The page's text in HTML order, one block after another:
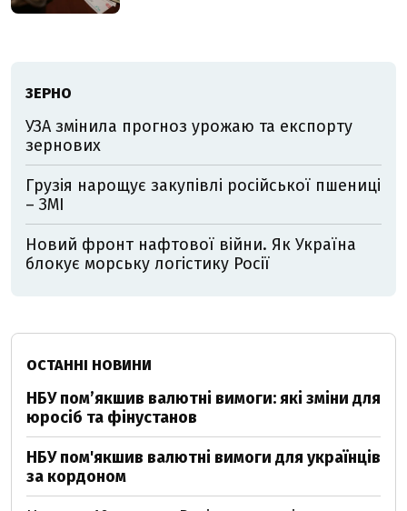
ЗЕРНО
УЗА змінила прогноз урожаю та експорту
зернових
Грузія нарощує закупівлі російської пшениці
– ЗМІ
Новий фронт нафтової війни. Як Україна
блокує морську логістику Росії
ОСТАННІ НОВИНИ
НБУ пом’якшив валютні вимоги: які зміни для
юросіб та фінустанов
НБУ пом'якшив валютні вимоги для українців
за кордоном